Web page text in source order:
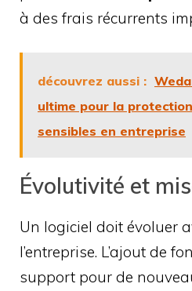
à des frais récurrents
découvrez aussi :
ultime pour la
sensibles en entreprise
Évolutivité et
Un logiciel doit évoluer
l’entreprise. L’ajout de
support pour de